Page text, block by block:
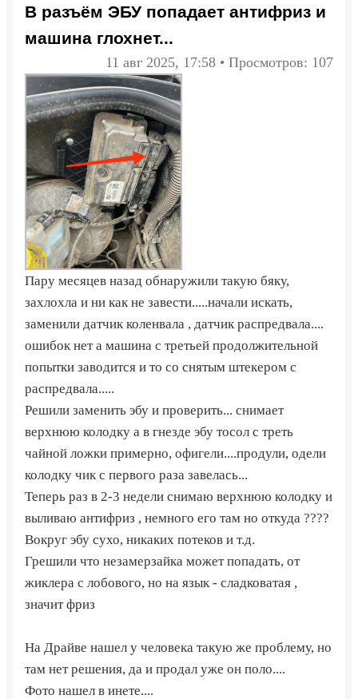
В разъём ЭБУ попадает антифриз и
машина глохнет...
11 авг 2025, 17:58 • Просмотров: 107
Пару месяцев назад обнаружили такую бяку,
захлохла и ни как не завести.....начали искать,
заменили датчик коленвала , датчик распредвала....
ошибок нет а машина с третьей продолжительной
попытки заводится и то со снятым штекером с
распредвала.....
Решили заменить эбу и проверить... снимает
верхнюю колодку а в гнезде эбу тосол с треть
чайной ложки примерно, офигели....продули, одели
колодку чик с первого раза завелась...
Теперь раз в 2-3 недели снимаю верхнюю колодку и
выливаю антифриз , немного его там но откуда ????
Вокруг эбу сухо, никаких потеков и т.д.
Грешили что незамерзайка может попадать, от
жиклера с лобового, но на язык - сладковатая ,
значит фриз
На Драйве нашел у человека такую же проблему, но
там нет решения, да и продал уже он поло....
Фото нашел в инете....